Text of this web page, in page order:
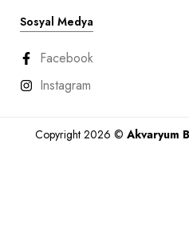
Sosyal Medya
Facebook
Instagram
Copyright 2026 © Akvaryum